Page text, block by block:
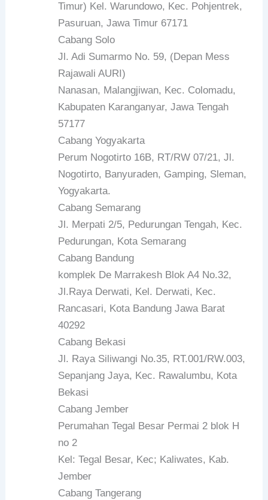
Timur) Kel. Warundowo, Kec. Pohjentrek,
Pasuruan, Jawa Timur 67171
Cabang Solo
Jl. Adi Sumarmo No. 59, (Depan Mess
Rajawali AURI)
Nanasan, Malangjiwan, Kec. Colomadu,
Kabupaten Karanganyar, Jawa Tengah
57177
Cabang Yogyakarta
Perum Nogotirto 16B, RT/RW 07/21, Jl.
Nogotirto, Banyuraden, Gamping, Sleman,
Yogyakarta.
Cabang Semarang
Jl. Merpati 2/5, Pedurungan Tengah, Kec.
Pedurungan, Kota Semarang
Cabang Bandung
komplek De Marrakesh Blok A4 No.32,
Jl.Raya Derwati, Kel. Derwati, Kec.
Rancasari, Kota Bandung Jawa Barat
40292
Cabang Bekasi
Jl. Raya Siliwangi No.35, RT.001/RW.003,
Sepanjang Jaya, Kec. Rawalumbu, Kota
Bekasi
Cabang Jember
Perumahan Tegal Besar Permai 2 blok H
no 2
Kel: Tegal Besar, Kec; Kaliwates, Kab.
Jember
Cabang Tangerang